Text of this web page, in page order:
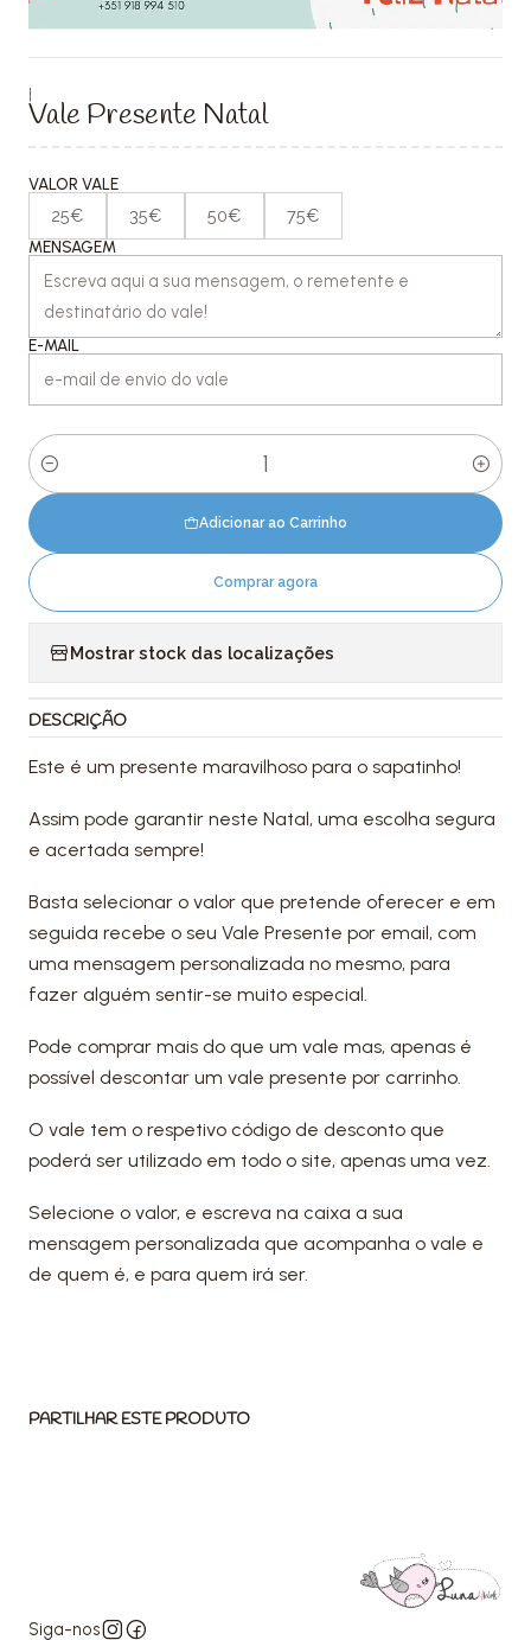
|
Vale Presente Natal
VALOR VALE
25€ 35€ 50€ 75€
MENSAGEM
E-MAIL
Quantidade
Adicionar ao Carrinho
Comprar agora
Mostrar stock das localizações
DESCRIÇÃO
Este é um presente maravilhoso para o sapatinho!
Assim pode garantir neste Natal, uma escolha segura
e acertada sempre!
Basta selecionar o valor que pretende oferecer e em
seguida recebe o seu Vale Presente por email, com
uma mensagem personalizada no mesmo, para
fazer alguém sentir-se muito especial.
Pode comprar mais do que um vale mas, apenas é
possível descontar um vale presente por carrinho.
O vale tem o respetivo código de desconto que
poderá ser utilizado em todo o site, apenas uma vez.
Selecione o valor, e escreva na caixa a sua
mensagem personalizada que acompanha o vale e
de quem é, e para quem irá ser.
PARTILHAR ESTE PRODUTO
Siga-nos